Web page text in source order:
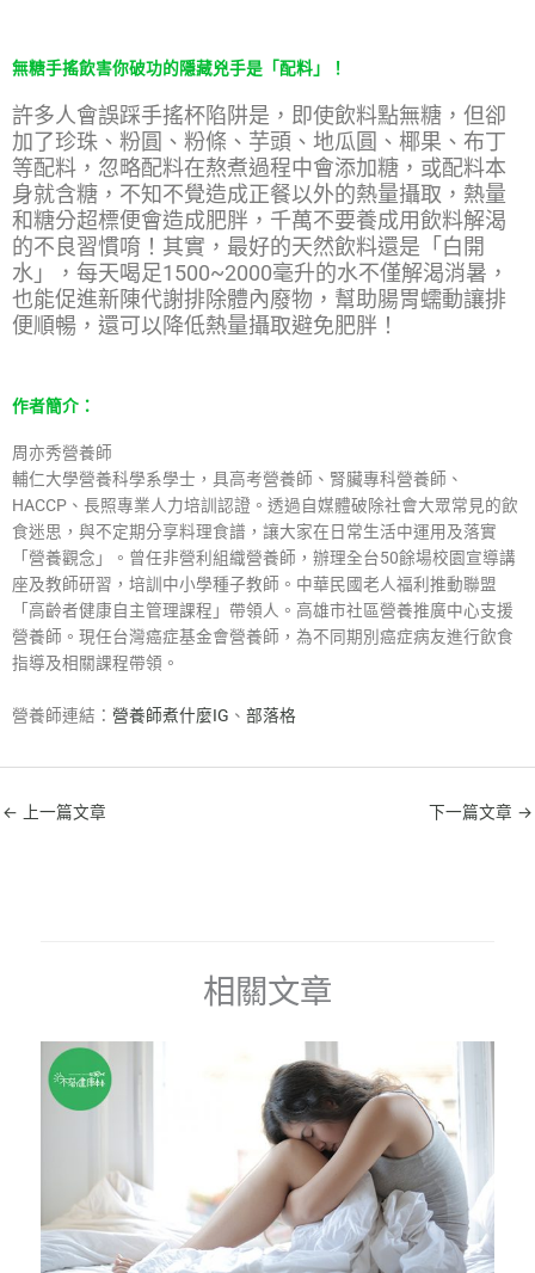
無糖手搖飲害你破功的隱藏兇手是「配料」！
許多人會誤踩手搖杯陷阱是，即使飲料點無糖，但卻
加了珍珠、粉圓、粉條、芋頭、地瓜圓、椰果、布丁
等配料，忽略配料在熬煮過程中會添加糖，或配料本
身就含糖，不知不覺造成正餐以外的熱量攝取，熱量
和糖分超標便會造成肥胖，千萬不要養成用飲料解渴
的不良習慣唷！其實，最好的天然飲料還是「白開
水」，每天喝足1500~2000毫升的水不僅解渴消暑，
也能促進新陳代謝排除體內廢物，幫助腸胃蠕動讓排
便順暢，還可以降低熱量攝取避免肥胖！
作者簡介：
周亦秀營養師
輔仁大學營養科學系學士，具高考營養師、腎臟專科營養師、
HACCP、長照專業人力培訓認證。透過自媒體破除社會大眾常見的飲
食迷思，與不定期分享料理食譜，讓大家在日常生活中運用及落實
「營養觀念」。曾任非營利組織營養師，辦理全台50餘場校園宣導講
座及教師研習，培訓中小學種子教師。中華民國老人福利推動聯盟
「高齡者健康自主管理課程」帶領人。高雄市社區營養推廣中心支援
營養師。現任台灣癌症基金會營養師，為不同期別癌症病友進行飲食
指導及相關課程帶領。
營養師連結： 營養師煮什麼IG 、 部落格
← 上一篇文章 下一篇文章 →
相關文章